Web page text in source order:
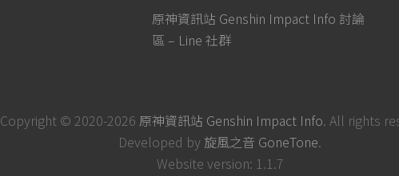
原神資訊站 Genshin Impact Info 討論
區 – Line 社群
Copyright © 2020-2026 原神資訊站 Genshin Impact Info. All rights
Developed by 旋風之音 GoneTone.
Website version: 1.1.7